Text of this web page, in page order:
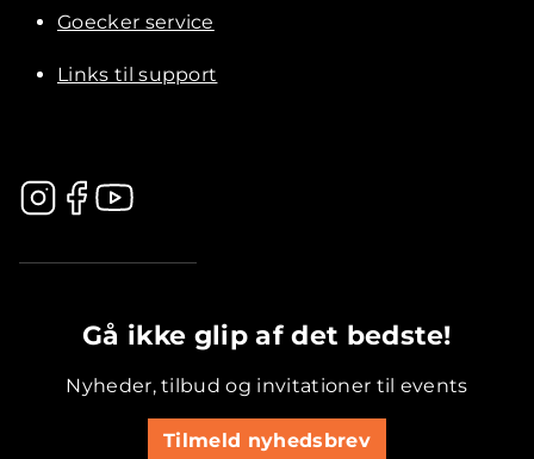
Goecker service
Links til support
Gå ikke glip af det bedste!
Nyheder, tilbud og invitationer til events
Tilmeld nyhedsbrev